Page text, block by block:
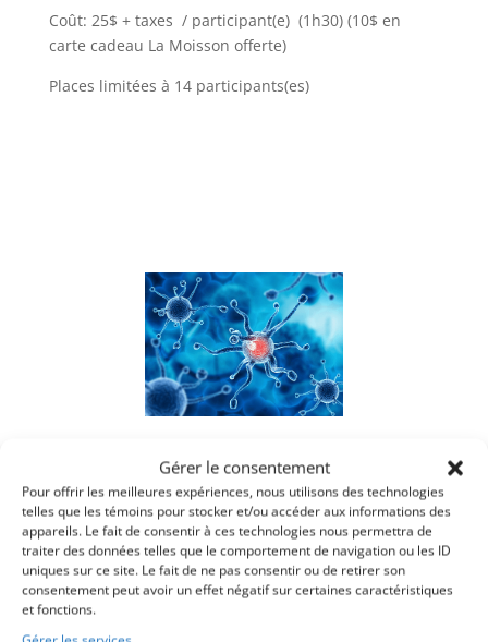
Gérer le consentement
Pour offrir les meilleures expériences, nous utilisons des technologies
telles que les témoins pour stocker et/ou accéder aux informations des
appareils. Le fait de consentir à ces technologies nous permettra de
traiter des données telles que le comportement de navigation ou les ID
uniques sur ce site. Le fait de ne pas consentir ou de retirer son
consentement peut avoir un effet négatif sur certaines caractéristiques
et fonctions.
Coût: 25$ + taxes / participant(e) (1h30) (10$ en
carte cadeau La Moisson offerte)
Places limitées à 14 participants(es)
Boostez votre immunité